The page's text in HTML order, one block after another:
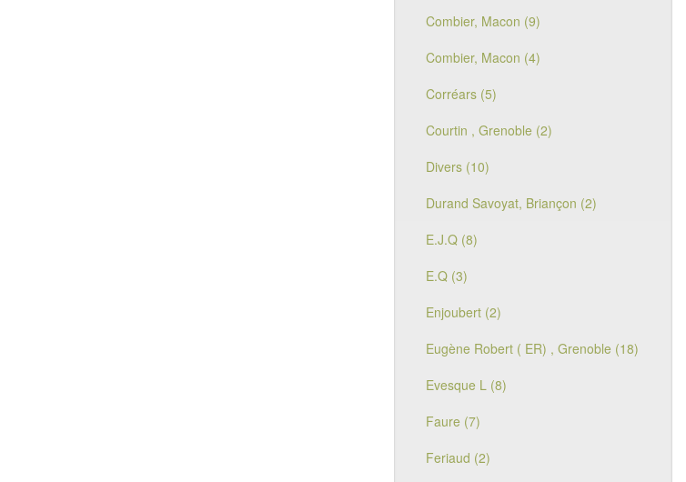
Combier, Macon (9)
Combier, Macon (4)
Corréars (5)
Courtin , Grenoble (2)
Divers (10)
Durand Savoyat, Briançon (2)
E.J.Q (8)
E.Q (3)
Enjoubert (2)
Eugène Robert ( ER) , Grenoble (18)
Evesque L (8)
Faure (7)
Feriaud (2)